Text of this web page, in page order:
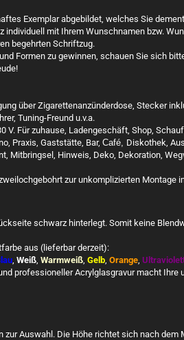
Exemplar abgebildet, welches Sie
individuell mit Ihrem Wunschnamen bzw.
begehrten Schriftzug.
Formen zu gewinnen, schauen Sie sich
über Zigarettenanzünderdose, Stecker
Tuning-Freund u.v.a.
V. Für zuhause, Ladengeschäft, Shop,
Praxis, Gaststätte, Bar, Café, Diskothek,
Mitbringsel, Hinweis, Deko, Dekoration,
zur unkomplizierten Montage
schwarz hinterlegt. Somit keine
aus (lieferbar derzeit):
, Weiß, Warmweiß, Gelb, Orange,
professioneller Acrylglasgravur macht Ihre
Auswahl. Die Höhe richtet sich nach dem